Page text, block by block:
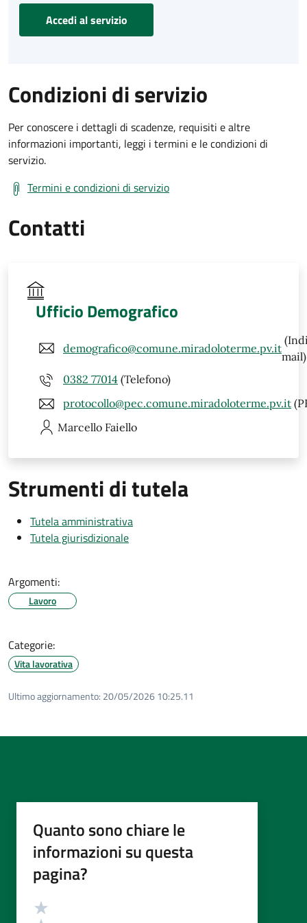
Accedi al servizio
Condizioni di servizio
Per conoscere i dettagli di scadenze, requisiti e altre
informazioni importanti, leggi i termini e le condizioni di
servizio.
Termini e condizioni di servizio
Contatti
Ufficio Demografico
demografico@comune.miradoloterme.pv.it
mail)
0382 77014 (Telefono)
protocollo@pec.comune.miradoloterme.pv.it
Marcello Faiello
Strumenti di tutela
Tutela amministrativa
Tutela giurisdizionale
Argomenti:
Lavoro
Categorie:
Vita lavorativa
Ultimo aggiornamento: 20/05/2026 10:25.11
Quanto sono chiare le
informazioni su questa
pagina?
Valutazione